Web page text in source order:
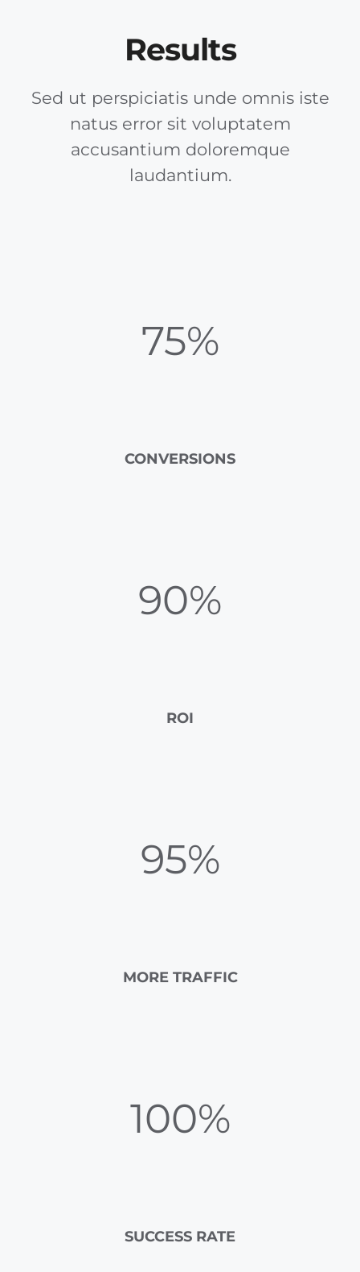
Results
Sed ut perspiciatis unde omnis iste
natus error sit voluptatem
accusantium doloremque
laudantium.
75%
CONVERSIONS
90%
ROI
95%
MORE TRAFFIC
100%
SUCCESS RATE